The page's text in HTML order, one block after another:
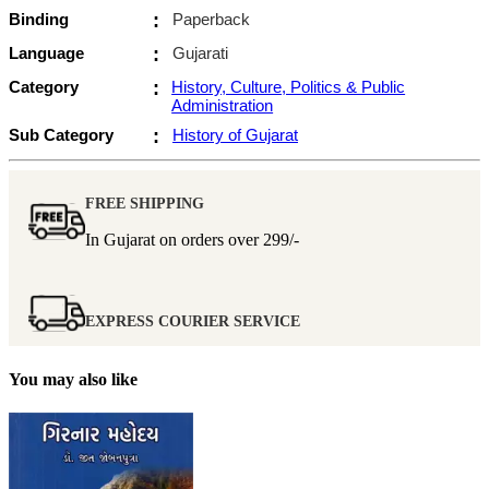
Binding
:
Paperback
Language
:
Gujarati
Category
:
History, Culture, Politics & Public
Administration
Sub Category
: History of Gujarat
FREE SHIPPING
In Gujarat on orders over299/-
EXPRESS COURIER SERVICE
You may also like